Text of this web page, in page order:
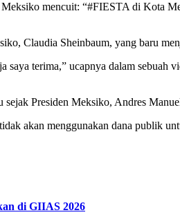
mencuit: “#FIESTA di Kota
Claudia Sheinbaum, yang baru
saya terima,” ucapnya dalam
sejak Presiden Meksiko, Andres
akan menggunakan dana publik
di GIIAS 2026